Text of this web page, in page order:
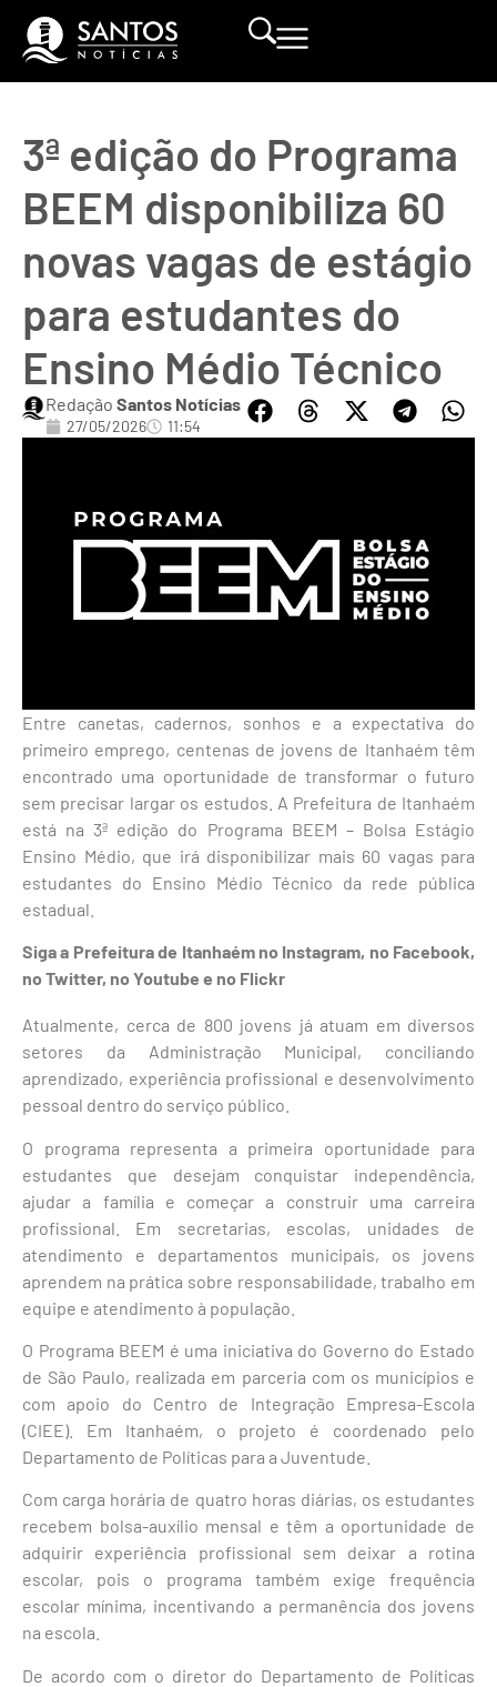
3ª edição do Programa
BEEM disponibiliza 60
novas vagas de estágio
para estudantes do
Ensino Médio Técnico
Redação Santos Notícias
27/05/2026 11:54
Entre canetas, cadernos, sonhos e a expectativa do
primeiro emprego, centenas de jovens de Itanhaém têm
encontrado uma oportunidade de transformar o futuro
sem precisar largar os estudos. A Prefeitura de Itanhaém
está na 3ª edição do Programa BEEM – Bolsa Estágio
Ensino Médio, que irá disponibilizar mais 60 vagas para
estudantes do Ensino Médio Técnico da rede pública
estadual.
Siga a Prefeitura de Itanhaém no Instagram, no Facebook,
no Twitter, no Youtube e no Flickr
Atualmente, cerca de 800 jovens já atuam em diversos
setores da Administração Municipal, conciliando
aprendizado, experiência profissional e desenvolvimento
pessoal dentro do serviço público.
O programa representa a primeira oportunidade para
estudantes que desejam conquistar independência,
ajudar a família e começar a construir uma carreira
profissional. Em secretarias, escolas, unidades de
atendimento e departamentos municipais, os jovens
aprendem na prática sobre responsabilidade, trabalho em
equipe e atendimento à população.
O Programa BEEM é uma iniciativa do Governo do Estado
de São Paulo, realizada em parceria com os municípios e
com apoio do Centro de Integração Empresa-Escola
(CIEE). Em Itanhaém, o projeto é coordenado pelo
Departamento de Políticas para a Juventude.
Com carga horária de quatro horas diárias, os estudantes
recebem bolsa-auxílio mensal e têm a oportunidade de
adquirir experiência profissional sem deixar a rotina
escolar, pois o programa também exige frequência
escolar mínima, incentivando a permanência dos jovens
na escola.
De acordo com o diretor do Departamento de Políticas